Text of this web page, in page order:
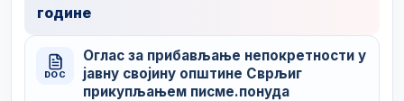
године
DOC
Оглас за прибављање непокретности у
јавну својину општине Сврљиг
прикупљањем писме.понуда